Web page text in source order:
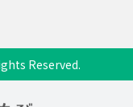
Reserved.